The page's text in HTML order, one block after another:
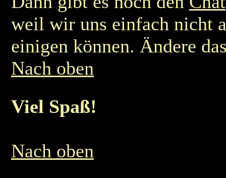
weil wir uns einfach nicht
einigen können. Ändere
Nach oben
Viel Spaß!
Nach oben